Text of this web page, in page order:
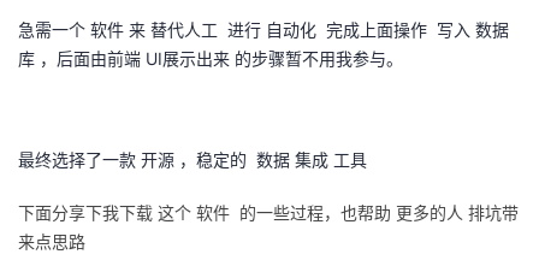
我
博
客
的
论
我
的
我
急需一个 软件 来 替代人工 进行 自动化 完成上面操作 写入 数据
库 ，后面由前端 UI展示出来 的步骤暂不用我参与。
最终选择了一款 开源 ，稳定的 数据 集成 工具
下面分享下我下载 这个 软件 的一些过程，也帮助 更多的人 排坑带
来点思路